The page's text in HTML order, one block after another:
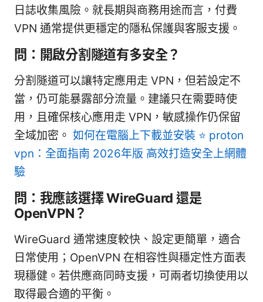
日誌收集風險。就長期與商務用途而言，付費
VPN 通常提供更穩定的隱私保護與客服支援。
問：開啟分割隧道有多安全？
分割隧道可以讓特定應用走 VPN，但若設定不
當，仍可能暴露部分流量。建議只在需要時使
用，且確保核心應用走 VPN，敏感操作仍保留
全域加密。 如何在電腦上下載並安裝 ⭐ proton
vpn：全面指南 2026年版 高效打造安全上網體
驗
問：我應該選擇 WireGuard 還是
OpenVPN？
WireGuard 通常速度較快、設定更簡單，適合
日常使用；OpenVPN 在相容性與穩定性方面表
現穩健。若供應商同時支援，可兩者切換使用以
取得最合適的平衡。